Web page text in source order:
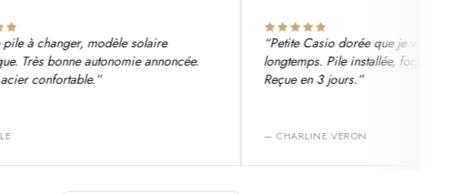
à changer, modèle solaire
bonne autonomie annoncée.
confortable.”
Petite Casio dorée que je voulais depuis
longtemps. Pile installée, fonctionne
Reçue en 3 jours.”
CHARLINE VERON